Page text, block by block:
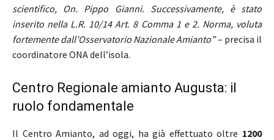
scientifico, On. Pippo Gianni. Successivamente, è stato
inserito nella L.R. 10/14 Art. 8 Comma 1 e 2. Norma, voluta
fortemente dall’Osservatorio Nazionale Amianto”– precisa il
coordinatore ONA dell’isola.
Centro Regionale amianto Augusta: il
ruolo fondamentale
Il Centro Amianto, ad oggi, ha già effettuato oltre 1200